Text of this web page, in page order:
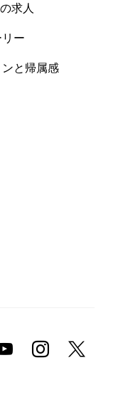
求人
ー
と帰属感